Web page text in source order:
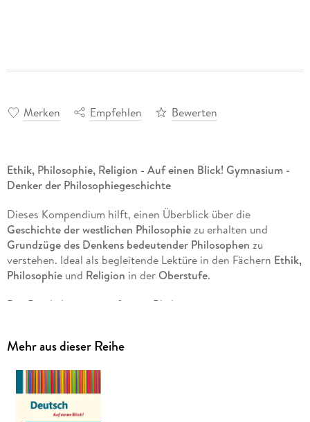
Merken Empfehlen Bewerten
Ethik, Philosophie, Religion - Auf einen Blick! Gymnasium -
Denker der Philosophiegeschichte
Dieses Kompendium hilft, einen Überblick über die
Geschichte der westlichen Philosophiezu erhalten und
Grundzüge des Denkens bedeutender Philosophen zu
verstehen. Ideal als begleitende Lektüre in den Fächern Ethik,
Philosophieund Religion in der Oberstufe.
Der Band überzeugt auf einen Blick:
Orientierung
Porträtdes jeweiligen Philosophen und
Veranschaulichung seines Denkens
Basisinformationen zur
Mehr aus dieser Reihe